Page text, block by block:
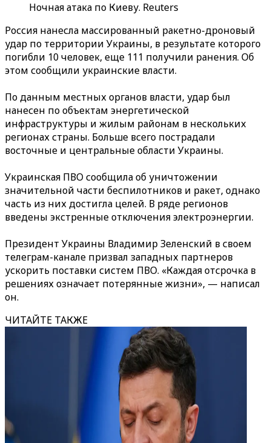
Ночная атака по Киеву. Reuters
Россия нанесла массированный ракетно-дроновый
удар по территории Украины, в результате которого
погибли 10 человек, еще 111 получили ранения. Об
этом сообщили украинские власти.
По данным местных органов власти, удар был
нанесен по объектам энергетической
инфраструктуры и жилым районам в нескольких
регионах страны. Больше всего пострадали
восточные и центральные области Украины.
Украинская ПВО сообщила об уничтожении
значительной части беспилотников и ракет, однако
часть из них достигла целей. В ряде регионов
введены экстренные отключения электроэнергии.
Президент Украины Владимир Зеленский в своем
телеграм-канале призвал западных партнеров
ускорить поставки систем ПВО. «Каждая отсрочка в
решениях означает потерянные жизни», — написал
он.
ЧИТАЙТЕ ТАКЖЕ